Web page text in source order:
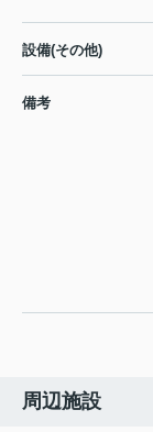
設備(その他)
備考
周辺施設